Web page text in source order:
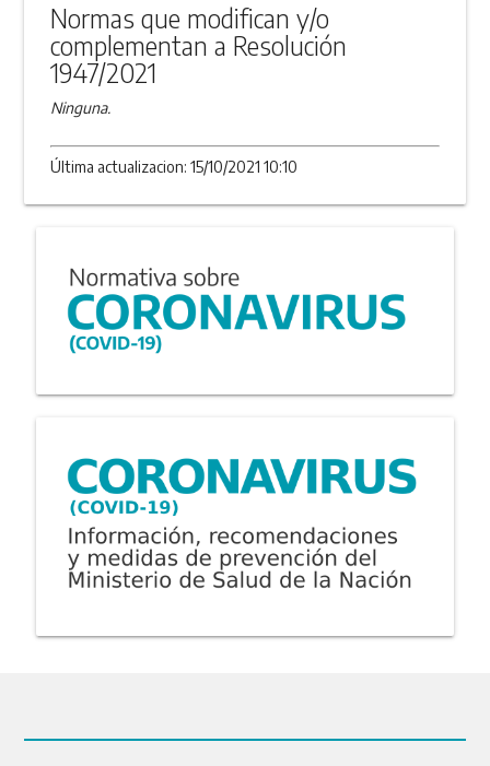
Normas que modifican y/o
complementan a Resolución
1947/2021
Ninguna.
Última actualizacion: 15/10/2021 10:10